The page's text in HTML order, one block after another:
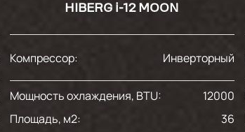
HIBERG i-12 MOON
Компрессор: Инверторный
Мощность охлаждения, BTU:
12000
Площадь, м2:
36